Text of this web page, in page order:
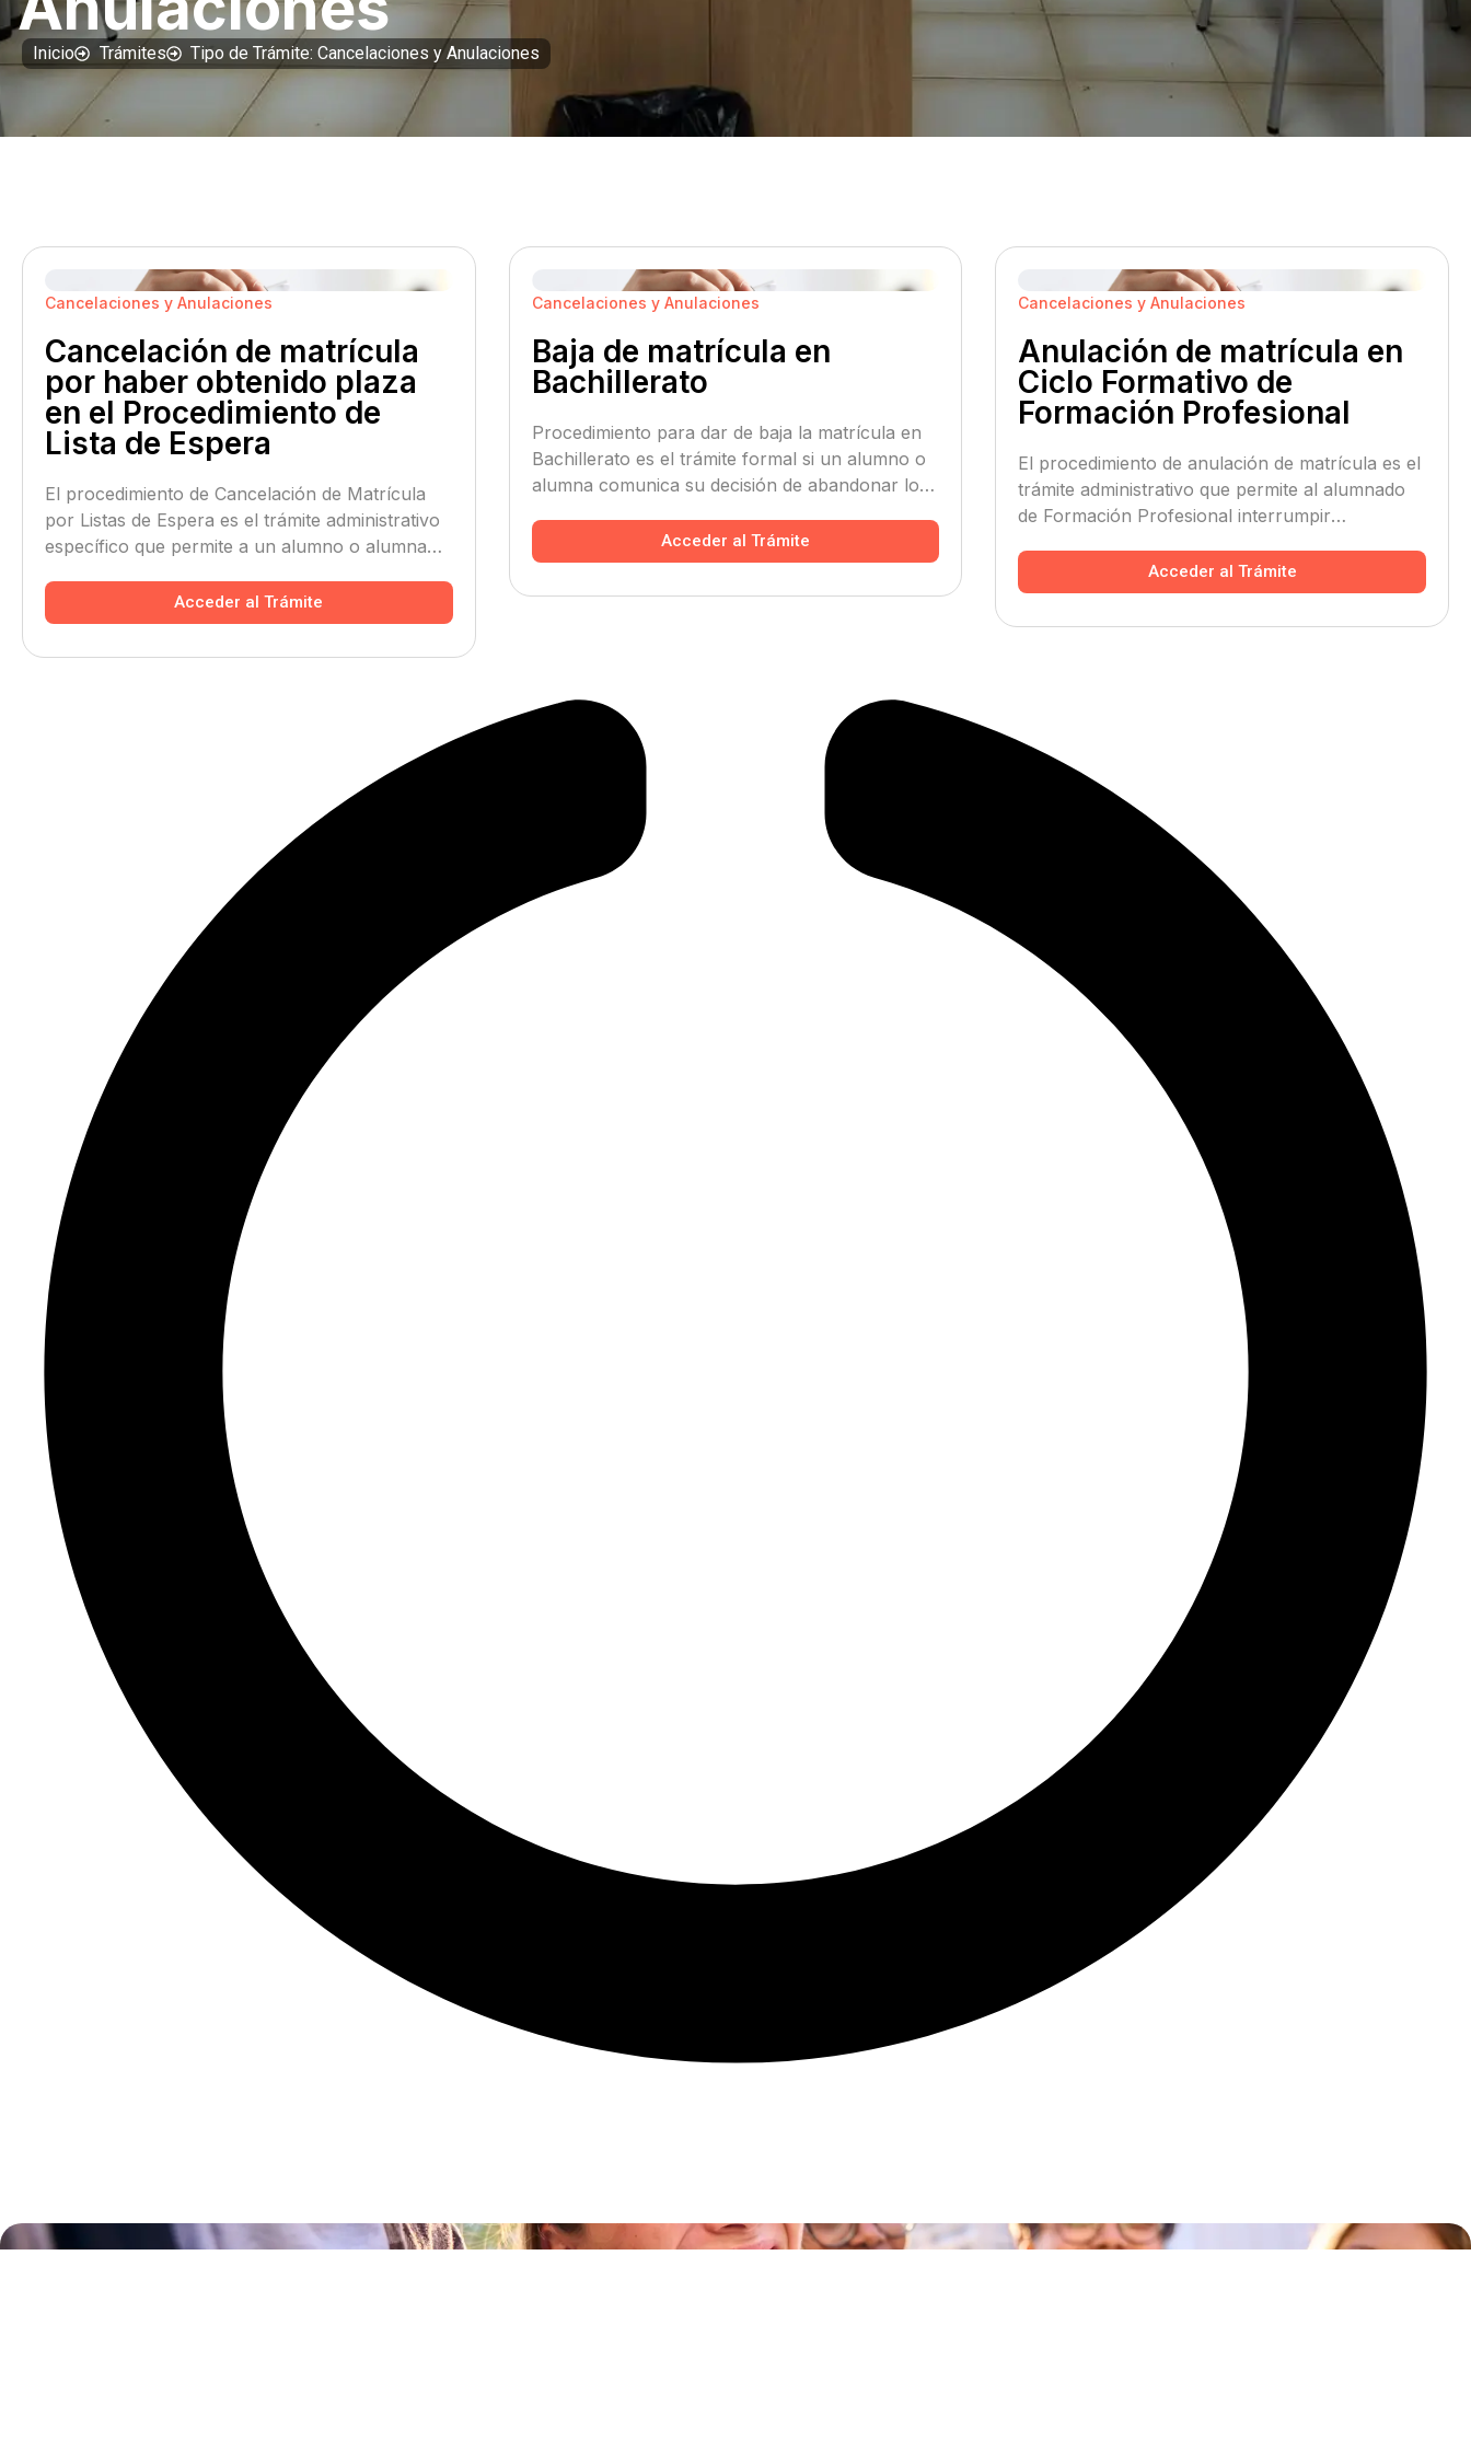
Inicio Trámites Tipo de Trámite: Cancelaciones y Anulaciones
Cancelaciones y Anulaciones
Cancelación de matrícula
por haber obtenido plaza
en el Procedimiento de
Lista de Espera
El procedimiento de Cancelación de Matrícula
por Listas de Espera es el trámite administrativo
específico que permite a un alumno o alumna
sido admitido en otro centro o ciclo formativo
con mejor orden de preferencia.
Acceder al Trámite
Cancelaciones y Anulaciones
Baja de matrícula en
Bachillerato
Procedimiento para dar de baja la matrícula en
Bachillerato es el trámite formal si un alumno o
alumna comunica su decisión de abandonar los
finalización del curso escolar.
Acceder al Trámite
Cancelaciones y Anulaciones
Anulación de matrícula en
Ciclo Formativo de
Formación Profesional
El procedimiento de anulación de matrícula es el
trámite administrativo que permite al alumnado
de Formación Profesional interrumpir
académico en el IES Pérez de Guzmán.
Acceder al Trámite